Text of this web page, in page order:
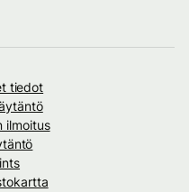
tiedot
ilmoitus